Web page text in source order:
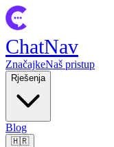
ChatNav
ZnačajkeNaš pristup
Rješenja
Blog
🇭🇷